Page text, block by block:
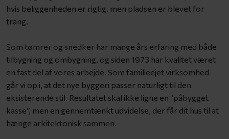
hvis beliggenheden er rigtig, men pladsen er blevet for
trang.
Som tømrer og snedker har mange års erfaring med både
tilbygning og ombygning, og siden 1973 har kvalitet været
en fast del af vores arbejde. Som familieejet virksomhed
går vi op i, at det nye byggeri passer naturligt til den
eksisterende stil. Resultatet skal ikke ligne en “påbygget
kasse”, men en gennemtænkt udvidelse, der får dit hus til at
hænge arkitektonisk sammen.